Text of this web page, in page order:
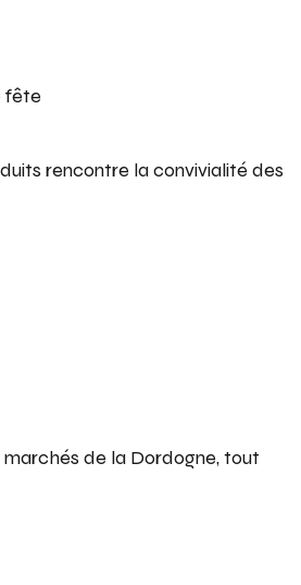
fête
rencontre la convivialité des
de la Dordogne, tout